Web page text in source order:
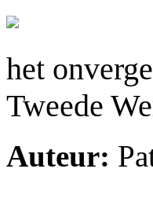
het
Tweede
Auteur: